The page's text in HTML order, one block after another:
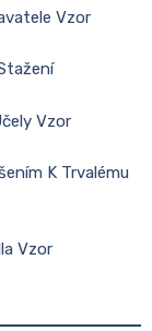
Vzor
Vzor
K Trvalému
Vzor